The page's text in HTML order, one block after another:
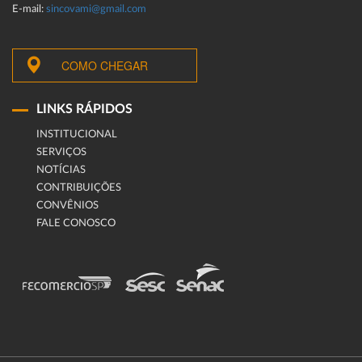
E-mail: sincovami@gmail.com
COMO CHEGAR
LINKS RÁPIDOS
INSTITUCIONAL
SERVIÇOS
NOTÍCIAS
CONTRIBUIÇÕES
CONVÊNIOS
FALE CONOSCO